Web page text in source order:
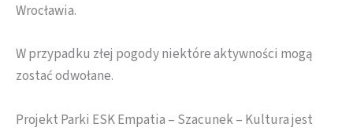
Wrocławia.
W przypadku złej pogody niektóre aktywności mogą
zostać odwołane.
Projekt Parki ESK Empatia – Szacunek – Kultura jest